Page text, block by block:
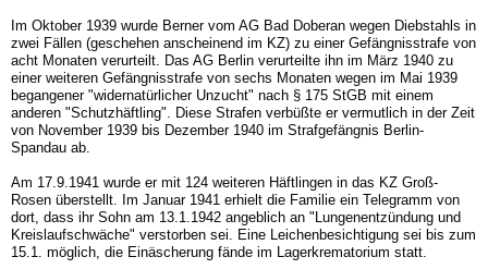
Im Oktober 1939 wurde Berner vom AG Bad Doberan wegen Diebstahls in
zwei Fällen (geschehen anscheinend im KZ) zu einer Gefängnisstrafe von
acht Monaten verurteilt. Das AG Berlin verurteilte ihn im März 1940 zu
einer weiteren Gefängnisstrafe von sechs Monaten wegen im Mai 1939
begangener "widernatürlicher Unzucht" nach § 175 StGB mit einem
anderen "Schutzhäftling". Diese Strafen verbüßte er vermutlich in der Zeit
von November 1939 bis Dezember 1940 im Strafgefängnis Berlin-
Spandau ab.
Am 17.9.1941 wurde er mit 124 weiteren Häftlingen in das KZ Groß-
Rosen überstellt. Im Januar 1941 erhielt die Familie ein Telegramm von
dort, dass ihr Sohn am 13.1.1942 angeblich an "Lungenentzündung und
Kreislaufschwäche" verstorben sei. Eine Leichenbesichtigung sei bis zum
15.1. möglich, die Einäscherung fände im Lagerkrematorium statt.